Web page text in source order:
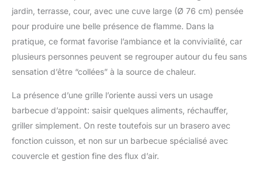
instructions de
montage fournies
garantissent une
installation rapide et
environ moins de vingt
minutes. 🔥
polyvalente : Le
brasero est équipé
d'une protection anti-
étincelles, d'une
jardin, terrasse, cour, avec une cuve large (Ø 76 cm) pensée
pour produire une belle présence de flamme. Dans la
pratique, ce format favorise l’ambiance et la convivialité, car
plusieurs personnes peuvent se regrouper autour du feu sans
sensation d’être “collées” à la source de chaleur.
La présence d’une grille l’oriente aussi vers un usage
barbecue d’appoint: saisir quelques aliments, réchauffer,
griller simplement. On reste toutefois sur un brasero avec
fonction cuisson, et non sur un barbecue spécialisé avec
couvercle et gestion fine des flux d’air.